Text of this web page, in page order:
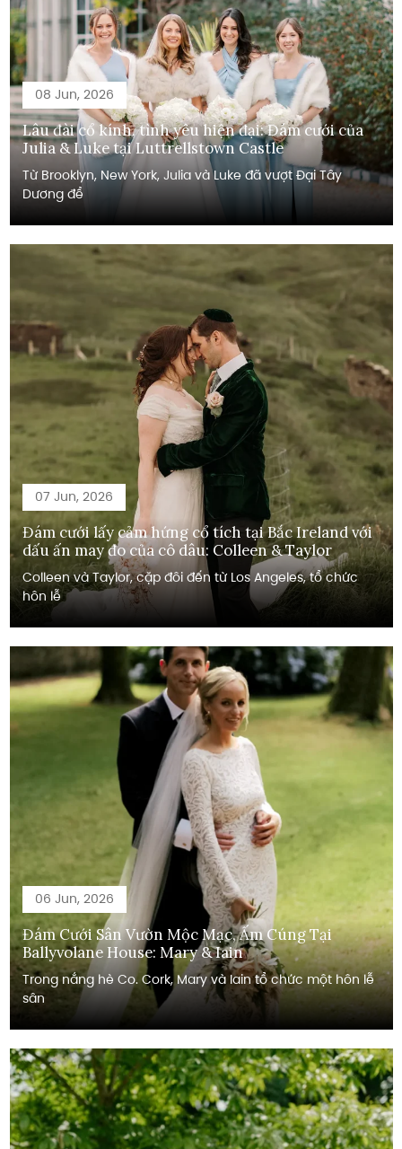
08 Jun, 2026
Lâu đài cổ kính, tình yêu hiện đại: Đám cưới của
Julia & Luke tại Luttrellstown Castle
Từ Brooklyn, New York, Julia và Luke đã vượt Đại Tây
Dương để
07 Jun, 2026
Đám cưới lấy cảm hứng cổ tích tại Bắc Ireland với
dấu ấn may đo của cô dâu: Colleen & Taylor
Colleen và Taylor, cặp đôi đến từ Los Angeles, tổ chức
hôn lễ
06 Jun, 2026
Đám Cưới Sân Vườn Mộc Mạc, Ấm Cúng Tại
Ballyvolane House: Mary & Iain
Trong nắng hè Co. Cork, Mary và Iain tổ chức một hôn lễ
sân